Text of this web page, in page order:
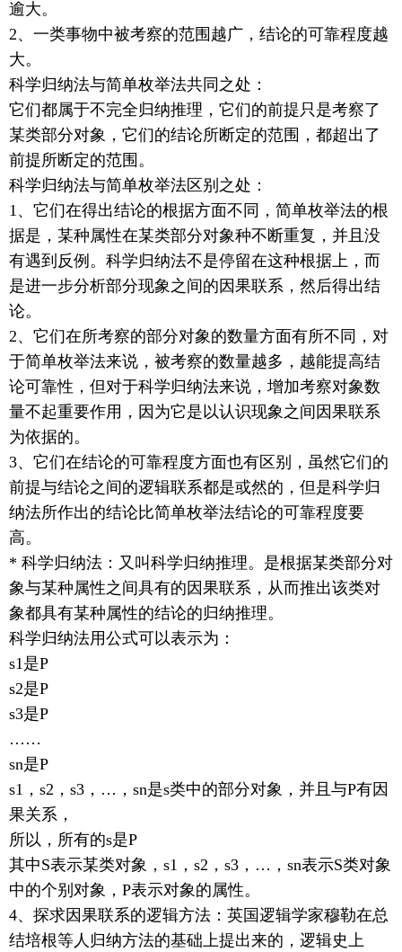
逾大。
2、一类事物中被考察的范围越广，结论的可靠程度越
大。
科学归纳法与简单枚举法共同之处：
它们都属于不完全归纳推理，它们的前提只是考察了
某类部分对象，它们的结论所断定的范围，都超出了
前提所断定的范围。
科学归纳法与简单枚举法区别之处：
1、它们在得出结论的根据方面不同，简单枚举法的根
据是，某种属性在某类部分对象种不断重复，并且没
有遇到反例。科学归纳法不是停留在这种根据上，而
是进一步分析部分现象之间的因果联系，然后得出结
论。
2、它们在所考察的部分对象的数量方面有所不同，对
于简单枚举法来说，被考察的数量越多，越能提高结
论可靠性，但对于科学归纳法来说，增加考察对象数
量不起重要作用，因为它是以认识现象之间因果联系
为依据的。
3、它们在结论的可靠程度方面也有区别，虽然它们的
前提与结论之间的逻辑联系都是或然的，但是科学归
纳法所作出的结论比简单枚举法结论的可靠程度要
高。
* 科学归纳法：又叫科学归纳推理。是根据某类部分对
象与某种属性之间具有的因果联系，从而推出该类对
象都具有某种属性的结论的归纳推理。
科学归纳法用公式可以表示为：
s1是P
s2是P
s3是P
……
sn是P
s1，s2，s3，…，sn是s类中的部分对象，并且与P有因
果关系，
所以，所有的s是P
其中S表示某类对象，s1，s2，s3，…，sn表示S类对象
中的个别对象，P表示对象的属性。
4、探求因果联系的逻辑方法：英国逻辑学家穆勒在总
结培根等人归纳方法的基础上提出来的，逻辑史上